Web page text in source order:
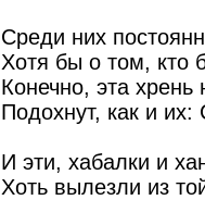
Среди них
Хотя бы о том,
Конечно, эта хрень
Подохнут, как и
И эти, хабалки и
Хоть вылезли из